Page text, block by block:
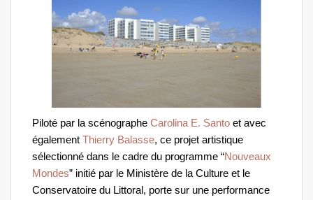
Piloté par la scénographe Carolina E. Santo et avec
également Thierry Balasse, ce projet artistique
sélectionné dans le cadre du programme “Nouveaux
Mondes” initié par le Ministère de la Culture et le
Conservatoire du Littoral, porte sur une performance